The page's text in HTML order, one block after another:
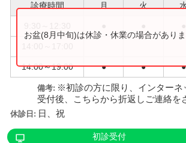
診療時間 月 火
14:00～19:00 ● ● ●
お盆(8月中旬)は休診・休業の場合があり
備考: ※初診の方に限り、インターネ
受付後、こちらから折返しご連絡を
休診日: 日、祝
初診受付